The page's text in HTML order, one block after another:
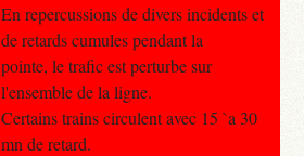
En repercussions de divers incidents et
de retards cumules pendant la
pointe, le trafic est perturbe sur
l'ensemble de la ligne.
Certains trains circulent avec 15 `a 30
mn de retard.